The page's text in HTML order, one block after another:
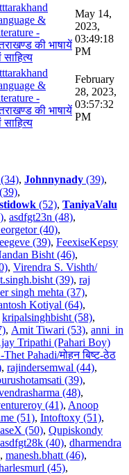
&
-
की भाषायें
साहित्य
May 14,
2023,
03:49:18
PM
&
-
की भाषायें
साहित्य
February
28, 2023,
03:57:32
PM
(34), Johnnynady (39),
(39),
(52), TaniyaValu
, asdfgt23n (48),
(40),
(39), FeexiseKepsy
Bisht (46),
, Virendra S. Vishth/
(39), raj
singh mehta (37),
Kotiyal (64),
kripalsinghbisht (58),
, Amit Tiwari (53), anni_in
Tripathi (Pahari Boy)
Pahadi/मोहन बिष्ट-ठेठ
, rajindersemwal (44),
(39),
(48),
(41), Anoop
(51), Intoftoxy (51),
(50), Qupiskondy
asdfgt28k (40), dharmendra
, manesh.bhatt (46),
(45),